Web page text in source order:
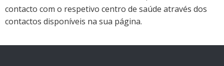
contacto com o respetivo centro de saúde através dos
contactos disponíveis na sua página.